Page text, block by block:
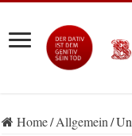
Home/Allgemein/